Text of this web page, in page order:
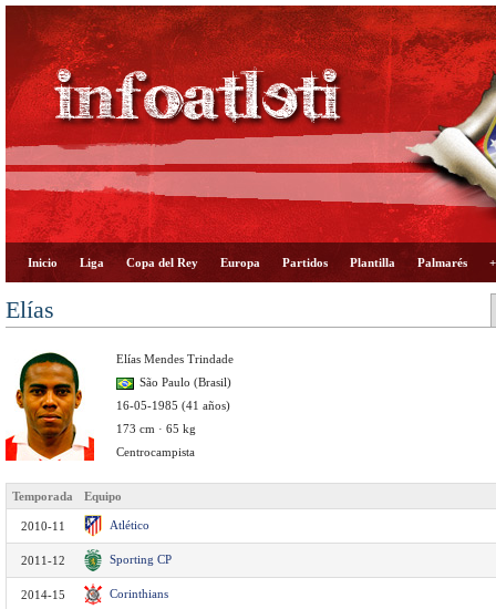
Inicio Liga Copa del Rey Europa Partidos Plantilla Palmarés
Elías
Elías Mendes Trindade
São Paulo (Brasil)
16-05-1985 (41 años)
173 cm · 65 kg
Centrocampista
Temporada Equipo
2010-11 Atlético
2011-12 Sporting CP
2014-15 Corinthians